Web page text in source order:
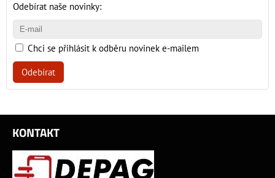
Odebírat naše novinky:
Chci se přihlásit k odběru novinek e-mailem
Odebírat
KONTAKT